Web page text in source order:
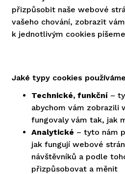
přizpůsobit naše webové
vašeho chování, zobrazit
k jednotlivým cookies
Jaké typy cookies
Technické, funkční –
abychom vám zobrazili
fungovaly vám tak, jak
Analytické – tyto nám
jak fungují webové
návštěvníků a podle
přizpůsobovat a měnit